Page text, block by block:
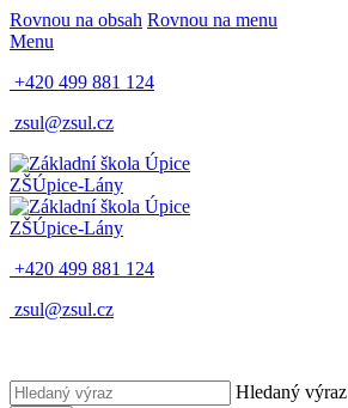
Rovnou na obsah Rovnou na menu
Menu
+420 499 881 124
zsul@zsul.cz
ZŠÚpice-Lány
ZŠÚpice-Lány
+420 499 881 124
zsul@zsul.cz
Hledaný výraz